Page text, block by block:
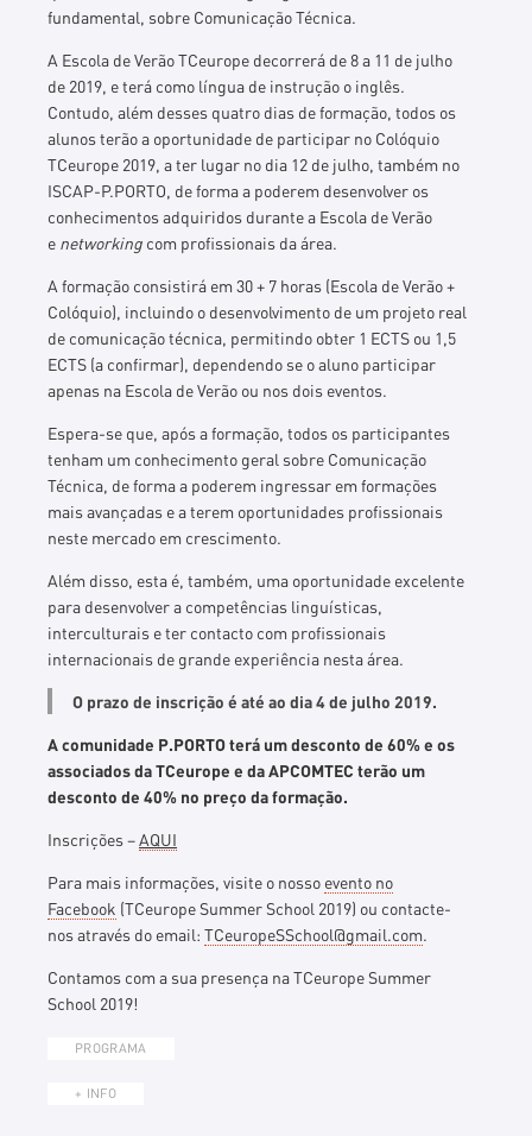
fundamental, sobre Comunicação Técnica.
A Escola de Verão TCeurope decorrerá de 8 a 11 de julho
de 2019, e terá como língua de instrução o inglês.
Contudo, além desses quatro dias de formação, todos os
alunos terão a oportunidade de participar no Colóquio
TCeurope 2019, a ter lugar no dia 12 de julho, também no
ISCAP-P.PORTO, de forma a poderem desenvolver os
conhecimentos adquiridos durante a Escola de Verão
e networking com profissionais da área.
A formação consistirá em 30 + 7 horas (Escola de Verão +
Colóquio), incluindo o desenvolvimento de um projeto real
de comunicação técnica, permitindo obter 1 ECTS ou 1,5
ECTS (a confirmar), dependendo se o aluno participar
apenas na Escola de Verão ou nos dois eventos.
Espera-se que, após a formação, todos os participantes
tenham um conhecimento geral sobre Comunicação
Técnica, de forma a poderem ingressar em formações
mais avançadas e a terem oportunidades profissionais
neste mercado em crescimento.
Além disso, esta é, também, uma oportunidade excelente
para desenvolver a competências linguísticas,
interculturais e ter contacto com profissionais
internacionais de grande experiência nesta área.
O prazo de inscrição é até ao dia 4 de julho 2019.
A comunidade P.PORTO terá um desconto de 60% e os
associados da TCeurope e da APCOMTEC terão um
desconto de 40% no preço da formação.
Inscrições –AQUI
Para mais informações, visite o nosso evento no
Facebook (TCeurope Summer School 2019) ou contacte-
nos através do email:TCeuropeSSchool@gmail.com.
Contamos com a sua presença na TCeurope Summer
School 2019!
PROGRAMA
+ INFO